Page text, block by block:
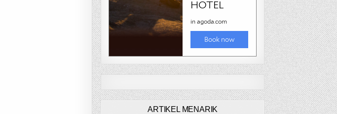
ARTIKEL MENARIK